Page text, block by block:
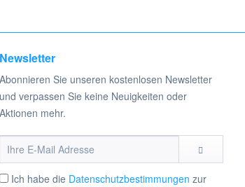
Newsletter
Abonnieren Sie unseren kostenlosen Newsletter
und verpassen Sie keine Neuigkeiten oder
Aktionen mehr.
Ich habe die Datenschutzbestimmungen zur